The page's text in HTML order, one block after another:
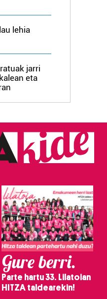
eta hirugarrenen cookie-
esperientzia eta
teknologiaz
gero, teknologia hori
diguzu.
lehia
jarri
eta
Gure berri.
Parte hartu 33. Lilatoian
HITZA taldearekin!